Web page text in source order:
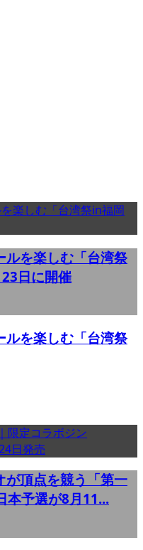
ルを楽しむ「台湾祭
日に開催
ルを楽しむ「台湾祭
が頂点を競う「第一
本予選が8月11...